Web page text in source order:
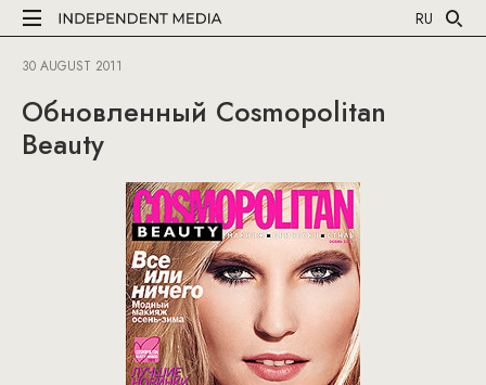
RU
30 AUGUST 2011
Обновленный Cosmopolitan
Beauty